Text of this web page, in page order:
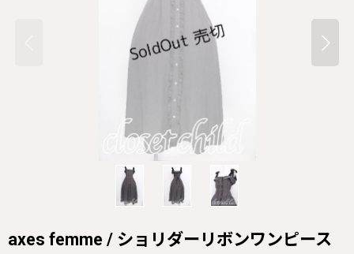
axes femme / ショリダーリボンワンピース